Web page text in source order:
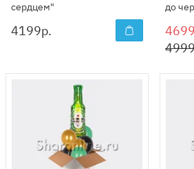
сердцем"
4199р.
до